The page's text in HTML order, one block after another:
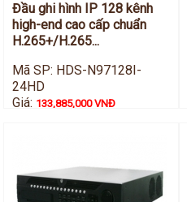
Đầu ghi hình IP 128 kênh
high-end cao cấp chuẩn
H.265+/H.265...
Mã SP: HDS-N97128I-
24HD
Giá: 133,885,000 VNĐ